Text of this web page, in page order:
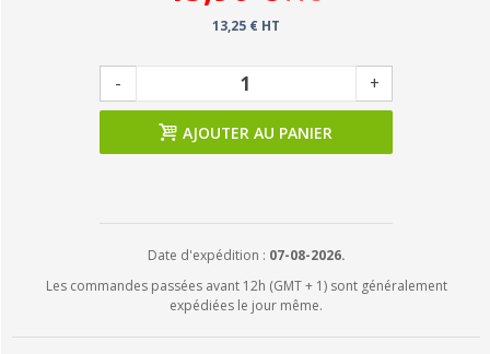
13,25 € HT
- +
AJOUTER AU PANIER
Date d'expédition : 07-08-2026.
Les commandes passées avant 12h (GMT + 1) sont généralement
expédiées le jour même.